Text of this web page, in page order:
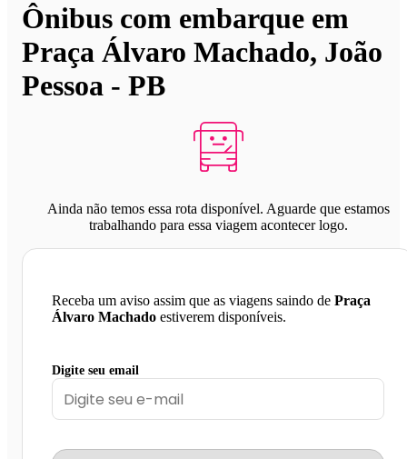
Ônibus com embarque em
Praça Álvaro Machado, João
Pessoa - PB
Ainda não temos essa rota disponível. Aguarde que estamos
trabalhando para essa viagem acontecer logo.
Receba um aviso assim que as viagens saindo de Praça
Álvaro Machado estiverem disponíveis.
Digite seu email